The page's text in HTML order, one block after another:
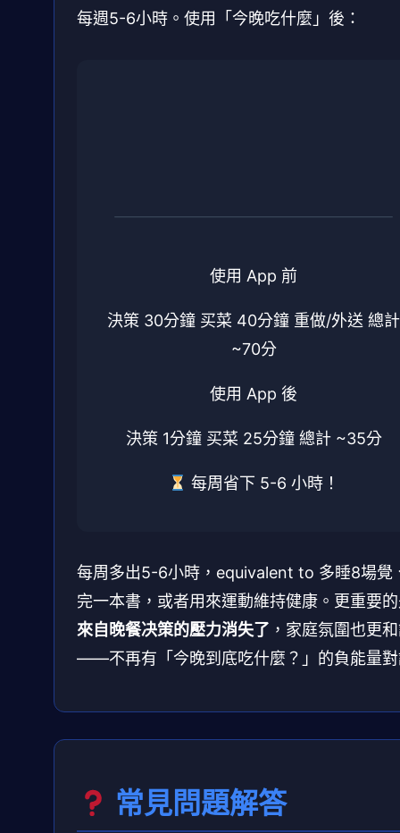
每週5-6小時。使用「今晚吃什麼」後：
使用 App 前
決策 30分鐘 买菜 40分鐘 重做/外送 總計
~70分
使用 App 後
決策 1分鐘 买菜 25分鐘 總計 ~35分
每周省下 5-6 小時！
每周多出5-6小時，equivalent to 多睡8場覺
完一本書，或者用來運動維持健康。更重要
來自晚餐决策的壓力消失了 ，家庭氛圍也更
——不再有「今晚到底吃什麼？」的負能量
常見問題解答